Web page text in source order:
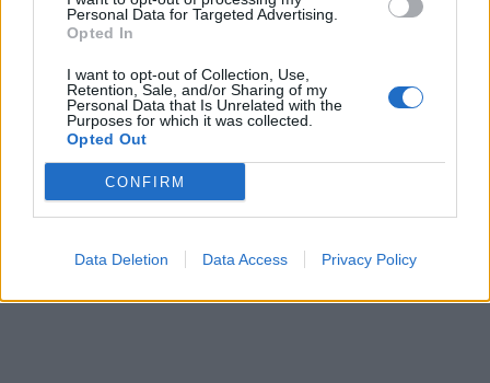
Personal Data for Targeted Advertising.
Opted In
I want to opt-out of Collection, Use,
Retention, Sale, and/or Sharing of my
Personal Data that Is Unrelated with the
Purposes for which it was collected.
Opted Out
CONFIRM
Data Deletion Data Access Privacy Policy